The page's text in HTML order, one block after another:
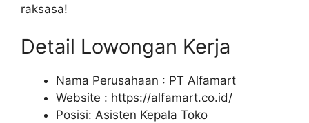
raksasa!
Detail Lowongan Kerja
Nama Perusahaan : PT Alfamart
Website : https://alfamart.co.id/
Posisi: Asisten Kepala Toko